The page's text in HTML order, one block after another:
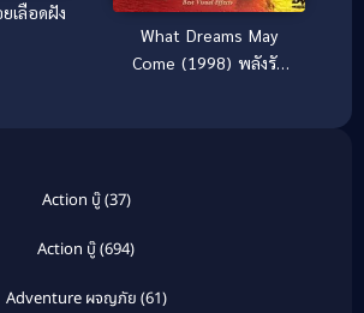
เลือดฝัง
What Dreams May
Come (1998) พลังรัก
Action บู๊(37)
Action บู๊(694)
Adventure ผจญภัย (61)